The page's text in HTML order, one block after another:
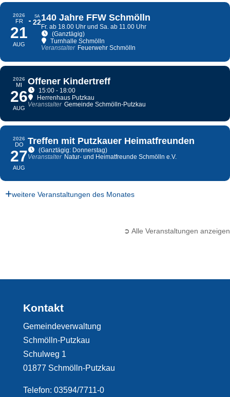
2026
FR
21
AUG
SA
22140 Jahre FFW Schmölln
Fr. ab 18.00 Uhr und Sa. ab 11.00 Uhr
(Ganztägig)
Turnhalle Schmölln
Veranstalter Feuerwehr Schmölln
2026
MI
26
AUG
Offener Kindertreff
15:00 - 18:00
Herrenhaus Putzkau
Veranstalter Gemeinde Schmölln-Putzkau
2026
DO
27
AUG
Treffen mit Putzkauer Heimatfreunden
(Ganztägig: Donnerstag)
Veranstalter Natur- und Heimatfreunde Schmölln e.V.
weitere Veranstaltungen des Monates
➲ Alle Veranstaltungen anzeigen
Kontakt
Gemeindeverwaltung
Schmölln-Putzkau
Schulweg 1
01877 Schmölln-Putzkau
Telefon: 03594/7711-0